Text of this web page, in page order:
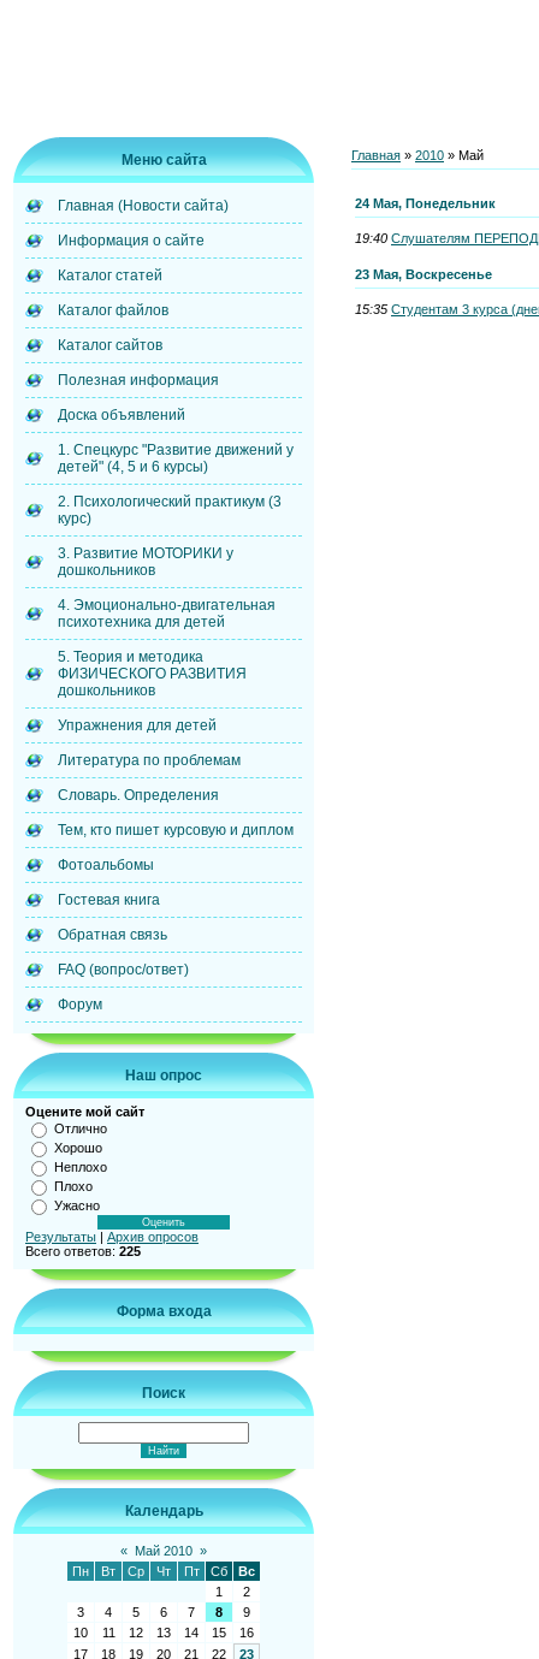
Меню сайта
Главная (Новости сайта)
Информация о сайте
Каталог статей
Каталог файлов
Каталог сайтов
Полезная информация
Доска объявлений
1. Спецкурс "Развитие движений у
детей" (4, 5 и 6 курсы)
2. Психологический практикум (3
курс)
3. Развитие МОТОРИКИ у
дошкольников
4. Эмоционально-двигательная
психотехника для детей
5. Теория и методика
ФИЗИЧЕСКОГО РАЗВИТИЯ
дошкольников
Упражнения для детей
Литература по проблемам
Словарь. Определения
Тем, кто пишет курсовую и диплом
Фотоальбомы
Гостевая книга
Обратная связь
FAQ (вопрос/ответ)
Форум
Наш опрос
Оцените мой сайт
Отлично
Хорошо
Неплохо
Плохо
Ужасно
Результаты | Архив опросов
Всего ответов: 225
Форма входа
Поиск
Календарь
« Май 2010 »
Пн
Вт Ср Чт Пт Сб
Вс
1
2
3
4 5 6 7 8
9
10
11 12 13 14 15
16
17
18 19 20 21 22 23
Главная » 2010 » Май
24 Мая, Понедельник
19:40 Слушателям
23 Мая, Воскресенье
15:35 Студентам 3 курса